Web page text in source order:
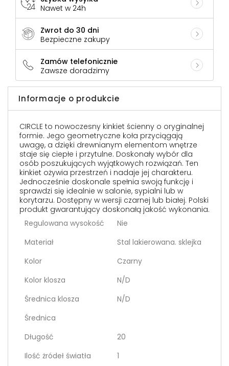
Nawet w 24h
Zwrot do 30 dni
Bezpieczne zakupy
Zamów telefonicznie
Zawsze doradzimy
Informacje o produkcie
CIRCLE to nowoczesny kinkiet ścienny o oryginalnej
formie. Jego geometryczne koła przyciągają
uwagę, a dzięki drewnianym elementom wnętrze
staje się ciepłe i przytulne. Doskonały wybór dla
osób poszukujących wyjątkowych rozwiązań. Ten
kinkiet ożywia przestrzeń i nadaje jej charakteru.
Jednocześnie doskonale spełnia swoją funkcję i
sprawdzi się idealnie w salonie, sypialni lub w
korytarzu. Dostępny w wersji czarnej lub białej. Polski
produkt gwarantujący doskonałą jakość wykonania.
Regulowana wysokość
Nie
Materiał
Stal lakierowana. sklejka
Kolor
Czarny
Kolor klosza
N/D
Średnica klosza
N/D
Średnica
Długość
20
Ilość żródeł światła
1